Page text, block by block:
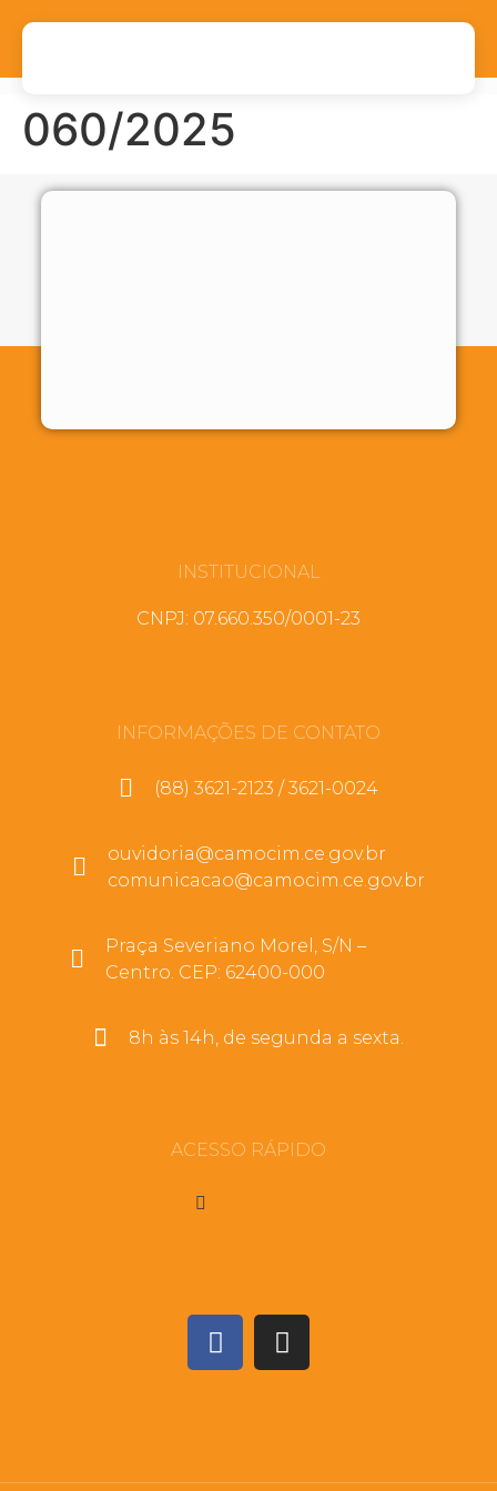
060/2025
INSTITUCIONAL
CNPJ: 07.660.350/0001-23
INFORMAÇÕES DE CONTATO
(88) 3621-2123 / 3621-0024
ouvidoria@camocim.ce.gov.br
comunicacao@camocim.ce.gov.br
Praça Severiano Morel, S/N –
Centro. CEP: 62400-000
8h às 14h, de segunda a sexta.
ACESSO RÁPIDO